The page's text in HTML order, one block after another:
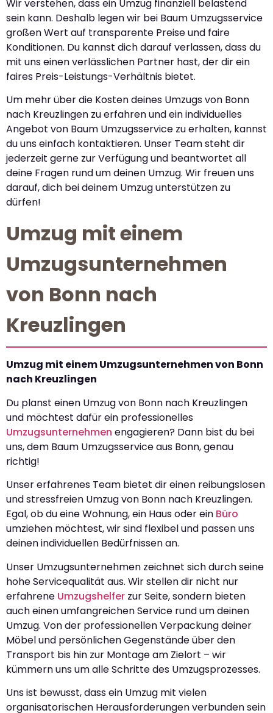
Wir verstehen, dass ein Umzug finanziell belastend
sein kann. Deshalb legen wir bei Baum Umzugsservice
großen Wert auf transparente Preise und faire
Konditionen. Du kannst dich darauf verlassen, dass du
mit uns einen verlässlichen Partner hast, der dir ein
faires Preis-Leistungs-Verhältnis bietet.
Um mehr über die Kosten deines Umzugs von Bonn
nach Kreuzlingen zu erfahren und ein individuelles
Angebot von Baum Umzugsservice zu erhalten, kannst
du uns einfach kontaktieren. Unser Team steht dir
jederzeit gerne zur Verfügung und beantwortet all
deine Fragen rund um deinen Umzug. Wir freuen uns
darauf, dich bei deinem Umzug unterstützen zu
dürfen!
Umzug mit einem
Umzugsunternehmen
von Bonn nach
Kreuzlingen
Umzug mit einem Umzugsunternehmen von Bonn
nach Kreuzlingen
Du planst einen Umzug von Bonn nach Kreuzlingen
und möchtest dafür ein professionelles
Umzugsunternehmen engagieren? Dann bist du bei
uns, dem Baum Umzugsservice aus Bonn, genau
richtig!
Unser erfahrenes Team bietet dir einen reibungslosen
und stressfreien Umzug von Bonn nach Kreuzlingen.
Egal, ob du eine Wohnung, ein Haus oder ein Büro
umziehen möchtest, wir sind flexibel und passen uns
deinen individuellen Bedürfnissen an.
Unser Umzugsunternehmen zeichnet sich durch seine
hohe Servicequalität aus. Wir stellen dir nicht nur
erfahrene Umzugshelfer zur Seite, sondern bieten
auch einen umfangreichen Service rund um deinen
Umzug. Von der professionellen Verpackung deiner
Möbel und persönlichen Gegenstände über den
Transport bis hin zur Montage am Zielort – wir
kümmern uns um alle Schritte des Umzugsprozesses.
Uns ist bewusst, dass ein Umzug mit vielen
organisatorischen Herausforderungen verbunden sein